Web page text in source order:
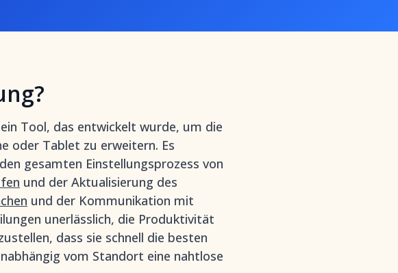
Tool, das entwickelt wurde, um die
oder Tablet zu erweitern. Es
gesamten Einstellungsprozess von
und der Aktualisierung des
und der Kommunikation mit
unerlässlich, die Produktivität
dass sie schnell die besten
vom Standort eine nahtlose